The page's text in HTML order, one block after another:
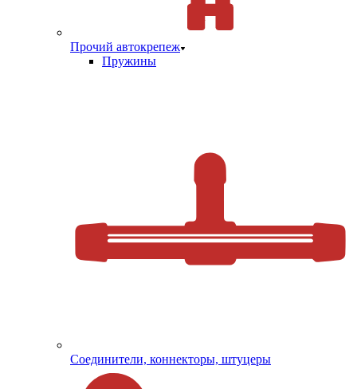
Прочий автокрепеж
Пружины
Соединители, коннекторы, штуцеры